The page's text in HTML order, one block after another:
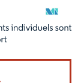
attribution sous CC BY